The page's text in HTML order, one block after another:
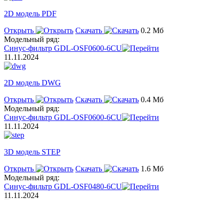
2D модель PDF
Открыть
Скачать
0.2 Мб
Модельный ряд:
Синус-фильтр GDL-OSF0600-6CU
11.11.2024
2D модель DWG
Открыть
Скачать
0.4 Мб
Модельный ряд:
Синус-фильтр GDL-OSF0600-6CU
11.11.2024
3D модель STEP
Открыть
Скачать
1.6 Мб
Модельный ряд:
Синус-фильтр GDL-OSF0480-6CU
11.11.2024